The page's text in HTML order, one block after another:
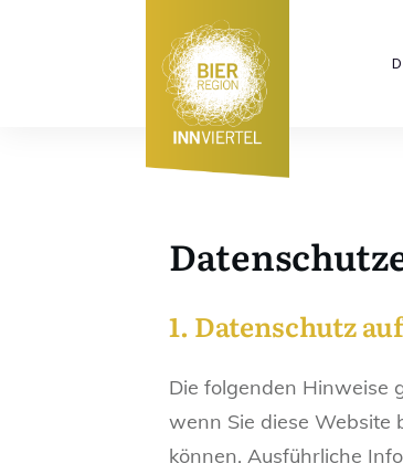
1. Datenschutz
Die folgenden Hinweise
wenn Sie diese Website
können. Ausführliche